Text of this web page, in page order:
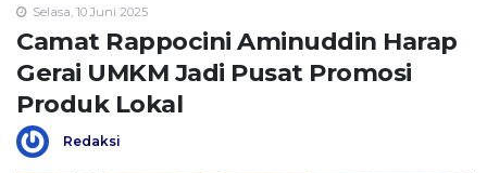
Selasa, 10 Juni 2025
Camat Rappocini Aminuddin Harap
Gerai UMKM Jadi Pusat Promosi
Produk Lokal
Redaksi